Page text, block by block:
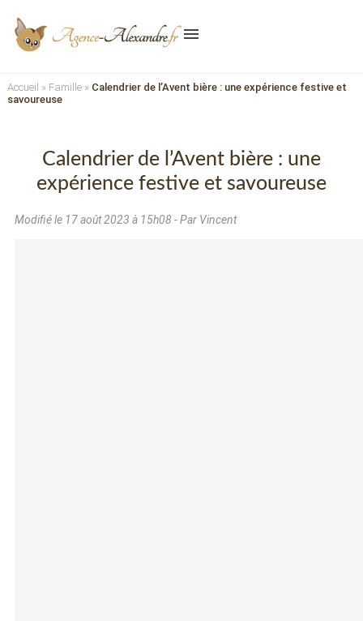
menu
Accueil » Famille» Calendrier de l’Avent bière : une expérience festive et
savoureuse
Calendrier de l’Avent bière : une
expérience festive et savoureuse
Modifié le 17 août 2023 à 15h08 - Par Vincent